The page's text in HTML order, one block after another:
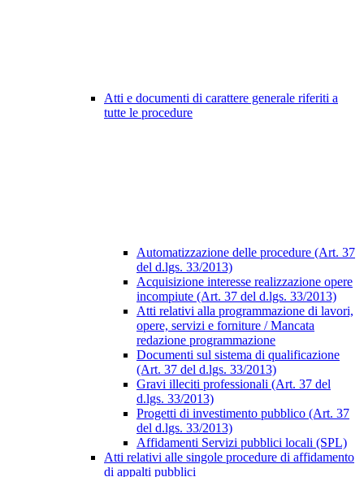
Atti e documenti di carattere generale riferiti a
tutte le procedure
Automatizzazione delle procedure (Art. 37
del d.lgs. 33/2013)
Acquisizione interesse realizzazione opere
incompiute (Art. 37 del d.lgs. 33/2013)
Atti relativi alla programmazione di lavori,
opere, servizi e forniture / Mancata
redazione programmazione
Documenti sul sistema di qualificazione
(Art. 37 del d.lgs. 33/2013)
Gravi illeciti professionali (Art. 37 del
d.lgs. 33/2013)
Progetti di investimento pubblico (Art. 37
del d.lgs. 33/2013)
Affidamenti Servizi pubblici locali (SPL)
Atti relativi alle singole procedure di affidamento
di appalti pubblici